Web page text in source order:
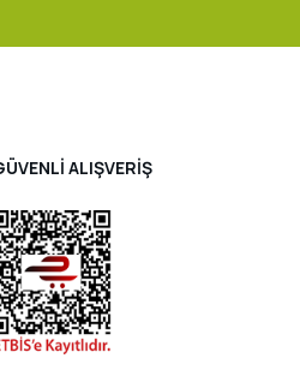
ALIŞVERİŞ